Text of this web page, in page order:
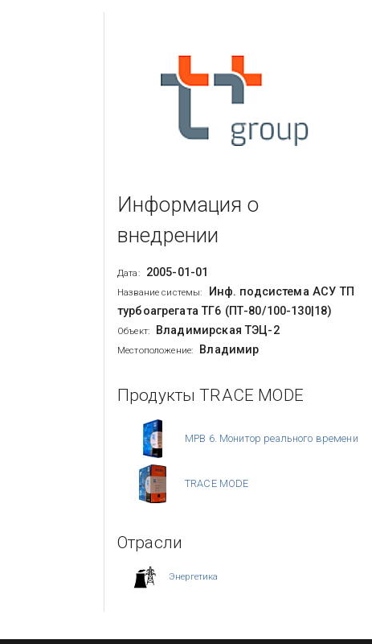
Информация о
внедрении
Дата: 2005-01-01
Название системы:
Инф. подсистема АСУ ТП
турбоагрегата ТГ6 (ПТ-80/100-130|18)
Объект: Владимирская ТЭЦ-2
Местоположение: Владимир
Продукты TRACE MODE
МРВ 6. Монитор реального времени
TRACE MODE
Отрасли
Энергетика